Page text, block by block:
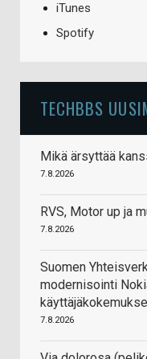
iTunes
Spotify
TECHBBS
Mikä ärsyttää
7.8.2026
RVS, Motor up ja
7.8.2026
Suomen
modernisointi
7.8.2026